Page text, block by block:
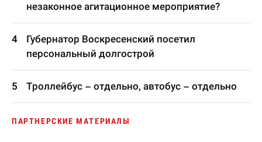
незаконное агитационное мероприятие?
Губернатор Воскресенский посетил
персональный долгострой
Троллейбус – отдельно, автобус – отдельно
ПАРТНЕРСКИЕ МАТЕРИАЛЫ